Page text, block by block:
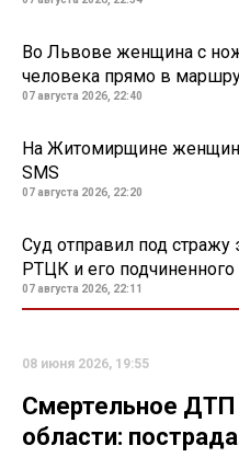
Во Львове женщина с
человека прямо в
07 августа 2026, 22:40
На Житомирщине
SMS
07 августа 2026, 22:20
Суд отправил под стражу
РТЦК и его подчиненного
07 августа 2026, 22:11
08 июня 2026, 19:55
Смертельное ДТП
области: